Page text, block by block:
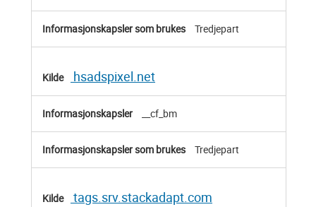
Tredjepart
hsadspixel.net
__cf_bm
Tredjepart
tags.srv.stackadapt.com